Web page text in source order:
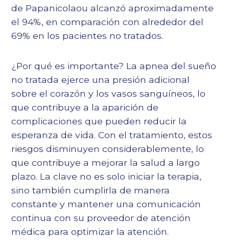
de Papanicolaou alcanzó aproximadamente
el 94%, en comparación con alrededor del
69% en los pacientes no tratados.
¿Por qué es importante? La apnea del sueño
no tratada ejerce una presión adicional
sobre el corazón y los vasos sanguíneos, lo
que contribuye a la aparición de
complicaciones que pueden reducir la
esperanza de vida. Con el tratamiento, estos
riesgos disminuyen considerablemente, lo
que contribuye a mejorar la salud a largo
plazo. La clave no es solo iniciar la terapia,
sino también cumplirla de manera
constante y mantener una comunicación
continua con su proveedor de atención
médica para optimizar la atención.